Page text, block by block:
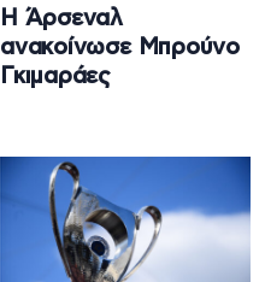
Η Άρσεναλ
ανακοίνωσε Μπρούνο
Γκιμαράες